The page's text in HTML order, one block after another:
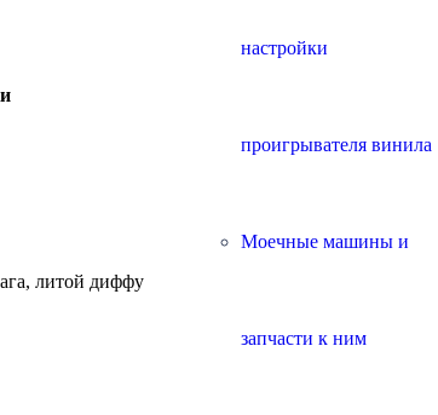
настройки
проигрывателя винила
Моечные машины и
запчасти к ним
литой диффузородержатель